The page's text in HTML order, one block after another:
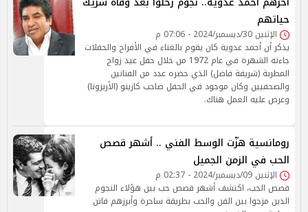
حياتهم
الإثنين 30/ديسمبر/2024 - 07:06 م
يذكر أن أحمد عدوية كان يقوم بالغناء في الأفراح والحفلات
جاءته الشهرة في عام 1972 من خلال حفل عيد زواج
المطربة (شريفة فاضل) الذي حضره عدد من الفنانين
والصحفيين وكان موجود في الحفل صاحب كازينو (الأريزونا)
وعرض عليه العمل هناك.
رومانسية هزّت الوسط الفني .. أشهر قصص
الحب في الزمن الجميل
الإثنين 09/ديسمبر/2024 - 02:37 م
قصص الحب، اكتشف أشهر قصص حب بين هؤلاء النجوم
الذين مزجوا بين الفن والحب بطريقة ساحرة وأبرزهم فاتن